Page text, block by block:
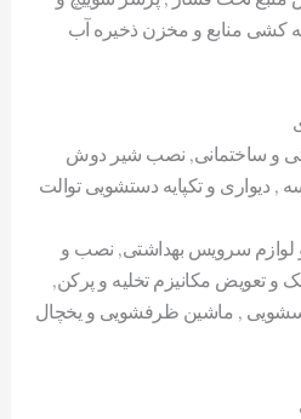
کشی منابع و مخزن ذخیره آب
و ساختمانی, نصب شیر دوش
, دیواری و تکپایه دستشویی توالت
سرویس بهداشتی, نصب و
و تعویض مکانیزم تخلیه و پرکن,
, ماشین ظرفشویی و یخچال